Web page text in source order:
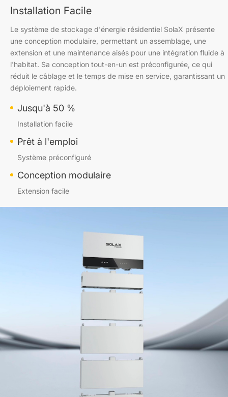
Installation Facile
Le système de stockage d'énergie résidentiel SolaX présente
une conception modulaire, permettant un assemblage, une
extension et une maintenance aisés pour une intégration fluide à
l'habitat. Sa conception tout-en-un est préconfigurée, ce qui
réduit le câblage et le temps de mise en service, garantissant un
déploiement rapide.
Jusqu'à 50 %
Installation facile
Prêt à l'emploi
Système préconfiguré
Conception modulaire
Extension facile